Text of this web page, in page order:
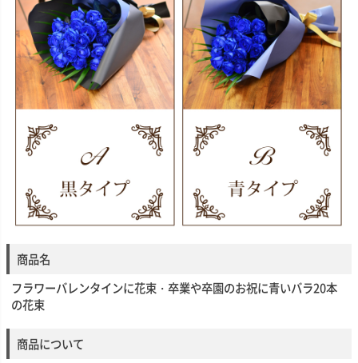
商品名
フラワーバレンタインに花束・卒業や卒園のお祝に青いバラ20本
の花束
商品について